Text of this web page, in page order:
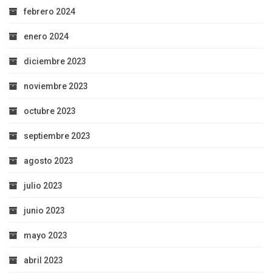
febrero 2024
enero 2024
diciembre 2023
noviembre 2023
octubre 2023
septiembre 2023
agosto 2023
julio 2023
junio 2023
mayo 2023
abril 2023